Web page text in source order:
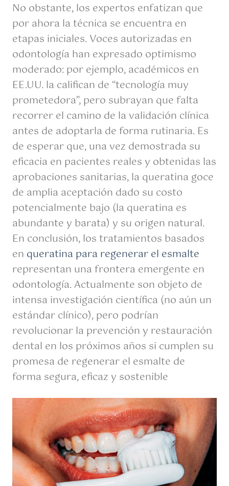
No obstante, los expertos enfatizan que
por ahora la técnica se encuentra en
etapas iniciales. Voces autorizadas en
odontología han expresado optimismo
moderado: por ejemplo, académicos en
EE.UU. la califican de “tecnología muy
prometedora”, pero subrayan que falta
recorrer el camino de la validación clínica
antes de adoptarla de forma rutinaria. Es
de esperar que, una vez demostrada su
eficacia en pacientes reales y obtenidas las
aprobaciones sanitarias, la queratina goce
de amplia aceptación dado su costo
potencialmente bajo (la queratina es
abundante y barata) y su origen natural.
En conclusión, los tratamientos basados
en queratina para regenerar el esmalte
representan una frontera emergente en
odontología. Actualmente son objeto de
intensa investigación científica (no aún un
estándar clínico), pero podrían
revolucionar la prevención y restauración
dental en los próximos años si cumplen su
promesa de regenerar el esmalte de
forma segura, eficaz y sostenible